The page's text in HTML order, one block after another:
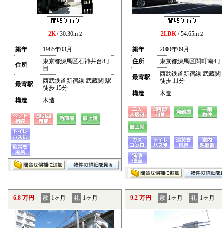
2K/ 30.30m 2
築年 1985年03月
住所
東京都練馬区石神井台8丁
目
最寄駅
西武鉄道新宿線 武蔵関 駅
徒歩 15分
構造
木造
2LDK/ 54.65m 2
築年
2000年09月
住所
東京都練馬区関町南4
最寄駅
西武鉄道新宿線 武蔵関
徒歩 11分
構造
木造
6.8 万円 敷 1ヶ月 礼 1ヶ月 9.2 万円 敷 1ヶ月 礼 1ヶ月